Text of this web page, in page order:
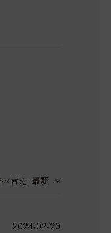
替え : 最新
公
2024-02-20